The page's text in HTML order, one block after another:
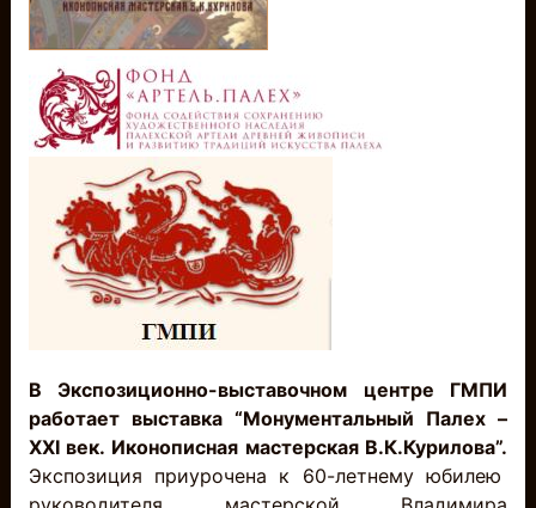
В Экспозиционно-выставочном центре ГМПИ
работает выставка “Монументальный Палех –
XXIвек. Иконописная мастерская В.К.Курилова”.
Экспозиция приурочена к 60-летнему юбилею